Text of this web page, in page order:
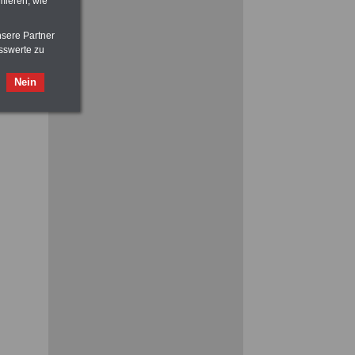
Partner
zu
Nein